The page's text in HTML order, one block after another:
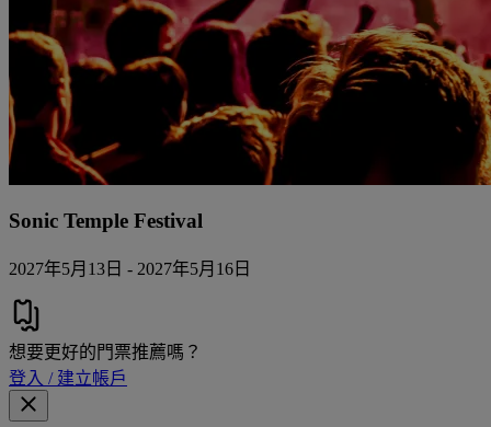
Sonic Temple Festival
2027年5月13日 - 2027年5月16日
想要更好的門票推薦嗎？
登入 / 建立帳戶